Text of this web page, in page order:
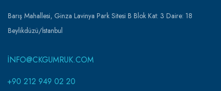
Barış Mahallesi, Ginza Lavinya Park Sitesi B Blok Kat: 3 Daire: 18
Beylikdüzü/İstanbul
INFO@CKGUMRUK.COM
+90 212 949 02 20